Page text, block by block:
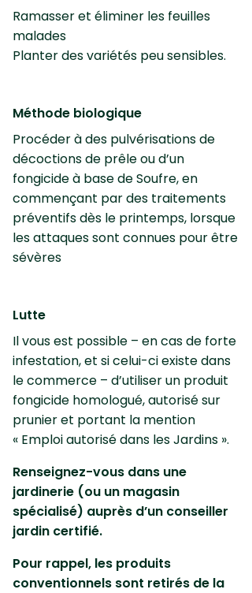
Ramasser et éliminer les feuilles
malades
Planter des variétés peu sensibles.
Méthode biologique
Procéder à des pulvérisations de
décoctions de prêle ou d’un
fongicide à base de Soufre, en
commençant par des traitements
préventifs dès le printemps, lorsque
les attaques sont connues pour être
sévères
Lutte
Il vous est possible – en cas de forte
infestation, et si celui-ci existe dans
le commerce – d’utiliser un produit
fongicide homologué, autorisé sur
prunier et portant la mention
« Emploi autorisé dans les Jardins ».
Renseignez-vous dans une
jardinerie (ou un magasin
spécialisé) auprès d’un conseiller
jardin certifié.
Pour rappel, les produits
conventionnels sont retirés de la